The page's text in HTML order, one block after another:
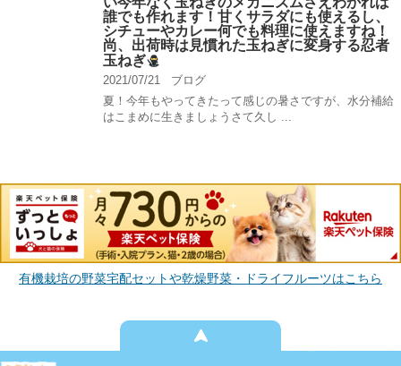
誰でも作れます！甘くサラダにも使えるし、
シチューやカレー何でも料理に使えますね！
尚、出荷時は見慣れた玉ねぎに変身する忍者
玉ねぎ
2021/07/21
ブログ
夏！今年もやってきたって感じの暑さですが、水分補給
はこまめに生きましょうさて久し ...
有機栽培の野菜宅配セットや乾燥野菜・ドライフルーツはこちら